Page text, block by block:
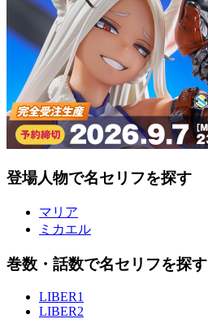
登場人物で名セリフを探す
マリア
ミカエル
巻数・話数で名セリフを探す
LIBER1
LIBER2